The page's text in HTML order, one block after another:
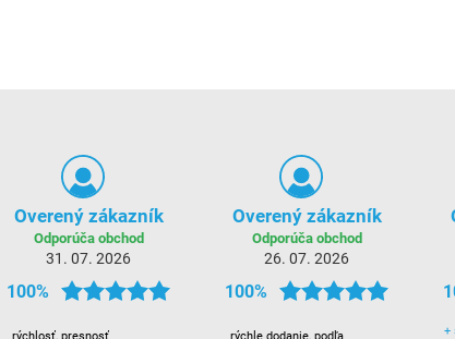
Overený zákazník
Odporúča obchod
31. 07. 2026
100%
Overený zákazník
Odporúča obchod
26. 07. 2026
100%
+